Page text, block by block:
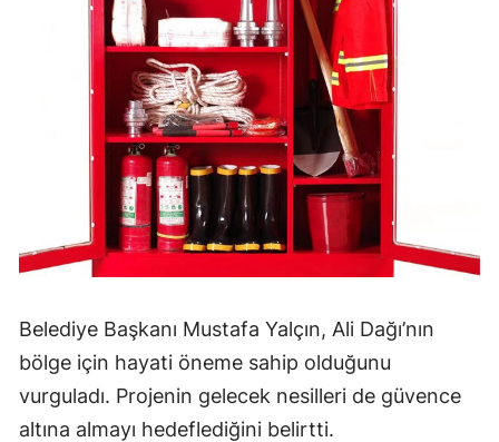
Belediye Başkanı Mustafa Yalçın, Ali Dağı’nın
bölge için hayati öneme sahip olduğunu
vurguladı. Projenin gelecek nesilleri de güvence
altına almayı hedeflediğini belirtti.